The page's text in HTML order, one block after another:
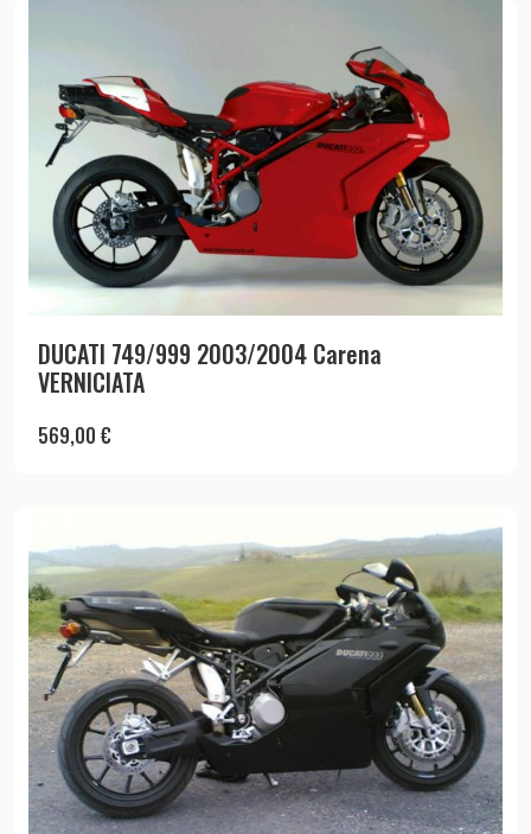
DUCATI 749/999 2003/2004 Carena
VERNICIATA
569,00 €